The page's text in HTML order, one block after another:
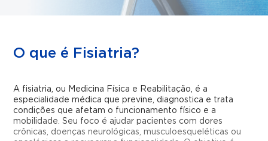
O que é Fisiatria?
A fisiatria, ou Medicina Física e Reabilitação, é a
especialidade médica que previne, diagnostica e trata
condições que afetam o funcionamento físico e a
mobilidade. Seu foco é ajudar pacientes com dores
crônicas, doenças neurológicas, musculoesqueléticas ou